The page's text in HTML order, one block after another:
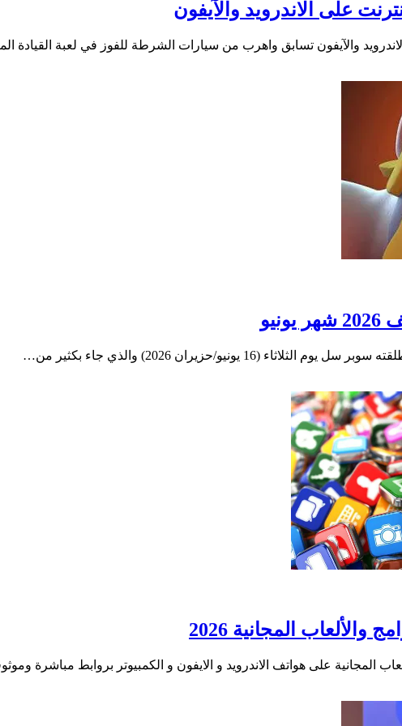
على الاندرويد والآيفون
والآيفون تسابق واهرب من سيارات الشرطة للفوز في لعبة القيادة
حزيران 2026) والذي جاء بكثير من…
المجانية 2026